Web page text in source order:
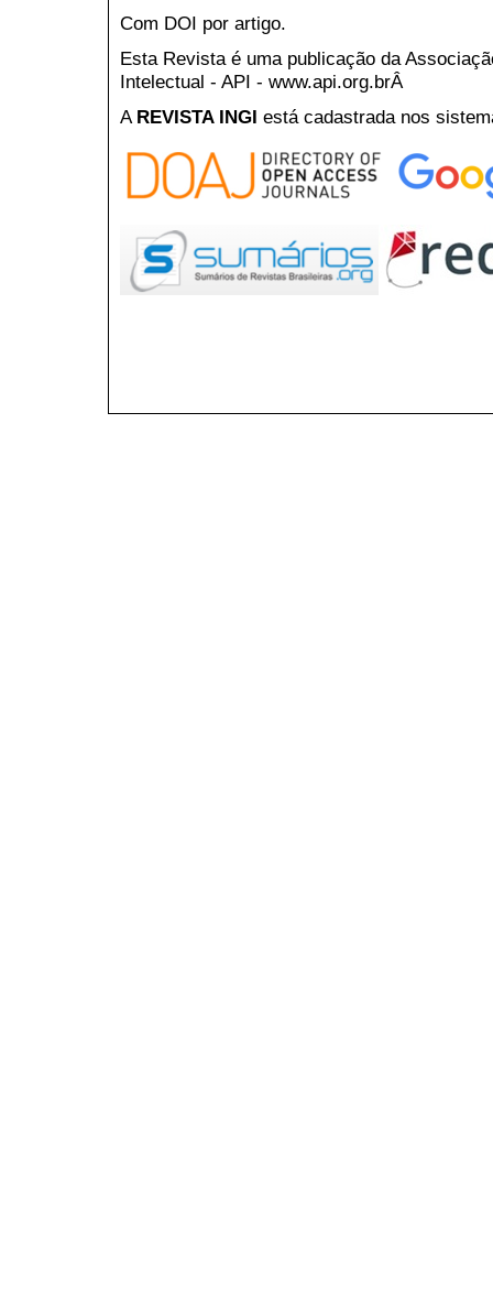
Com DOI por artigo.
Esta Revista é uma publicação da
Intelectual - API - www.api.org.brÂ
A REVISTA INGI está cadastrada nos